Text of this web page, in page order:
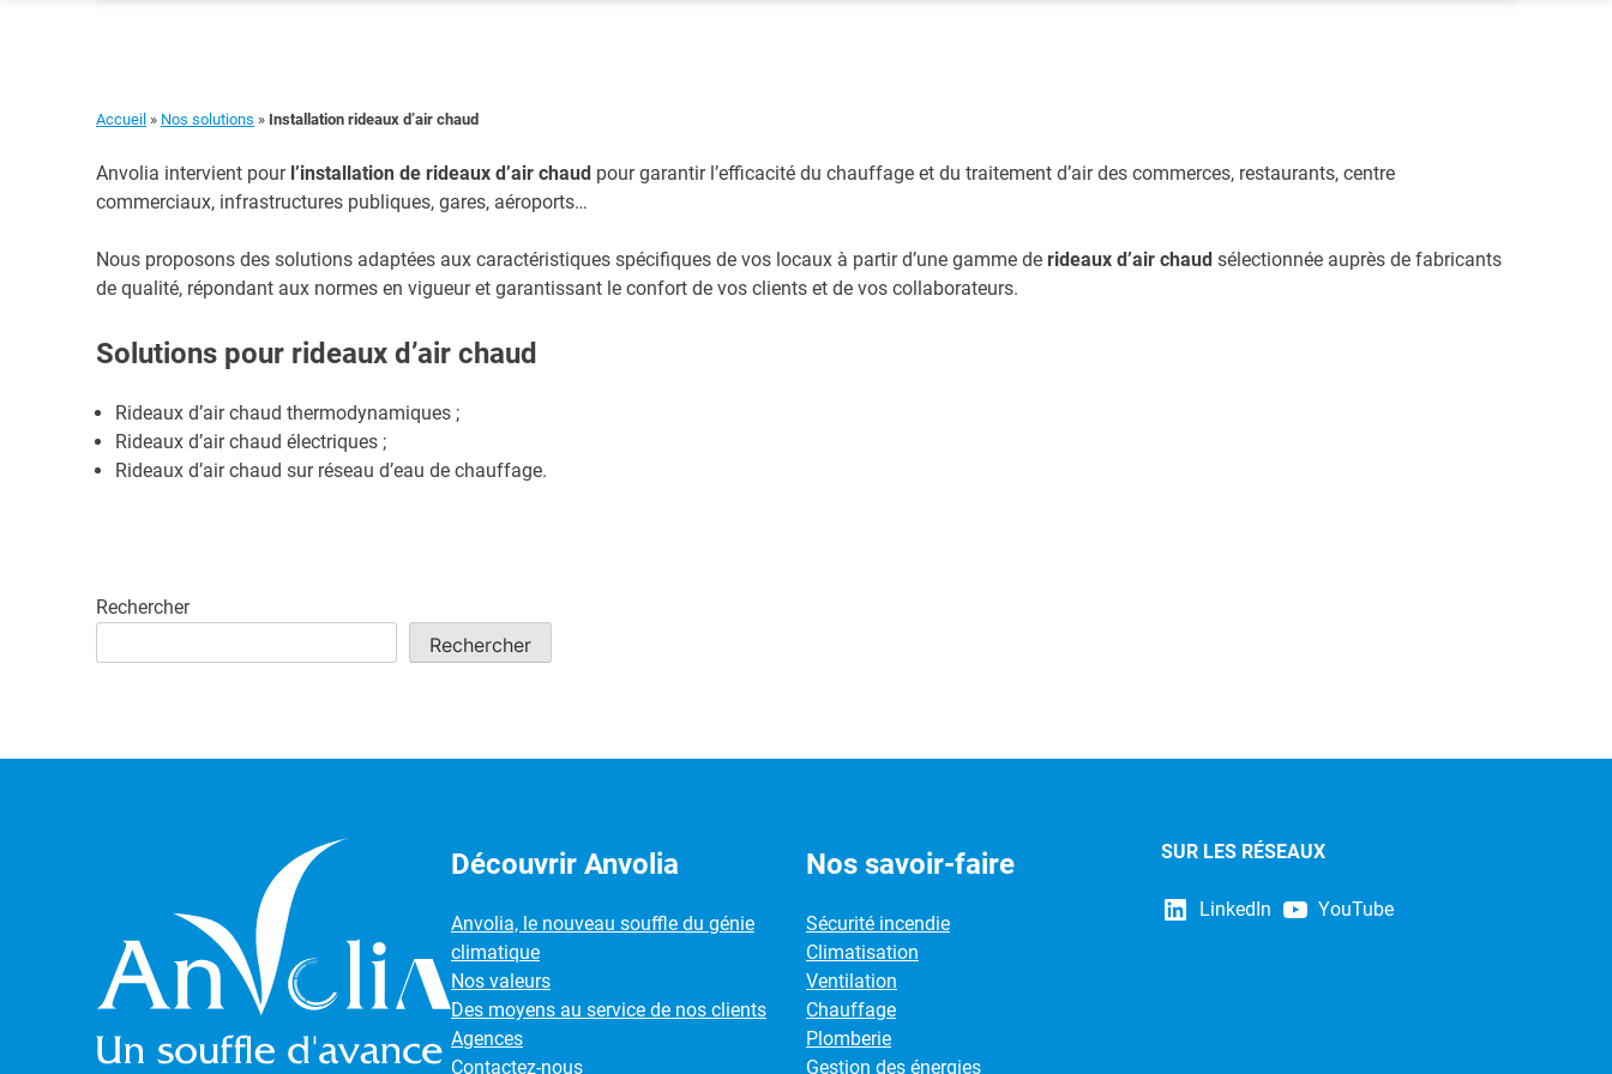
Accueil » Nos solutions » Installation rideaux d’air chaud
Anvolia intervient pour l’installation de rideaux d’air chaud pour garantir l’efficacité du chauffage et du traitement d’air des commerces, restaurants, centre
commerciaux, infrastructures publiques, gares, aéroports…
Nous proposons des solutions adaptées aux caractéristiques spécifiques de vos locaux à partir d’une gamme de rideaux d’air chaud sélectionnée auprès de fabricants
de qualité, répondant aux normes en vigueur et garantissant le confort de vos clients et de vos collaborateurs.
Solutions pour rideaux d’air chaud
Rideaux d’air chaud thermodynamiques ;
Rideaux d’air chaud électriques ;
Rideaux d’air chaud sur réseau d’eau de chauffage.
Rechercher
Rechercher
Découvrir Anvolia
Anvolia, le nouveau souffle du génie
climatique
Nos valeurs
Des moyens au service de nos clients
Agences
Contactez-nous
Nos savoir-faire
Sécurité incendie
Climatisation
Ventilation
Chauffage
Plomberie
Gestion des énergies
SUR LES RÉSEAUX
LinkedIn YouTube